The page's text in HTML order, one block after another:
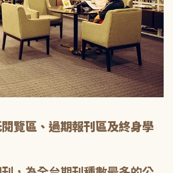
覽區、過期報刊區及終身學